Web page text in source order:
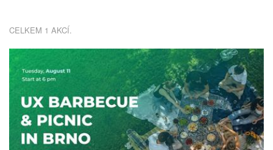
CELKEM 1 AKCÍ.